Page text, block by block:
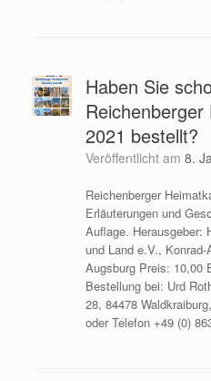
Haben Sie
2021 bestellt?
Veröffentlicht am 8.
Reichenberger
Erläuterungen und
Auflage. Herausgeber:
und Land e.V.,
Augsburg Preis: 10,00
Bestellung bei: Urd
28, 84478
oder Telefon +49 (0)